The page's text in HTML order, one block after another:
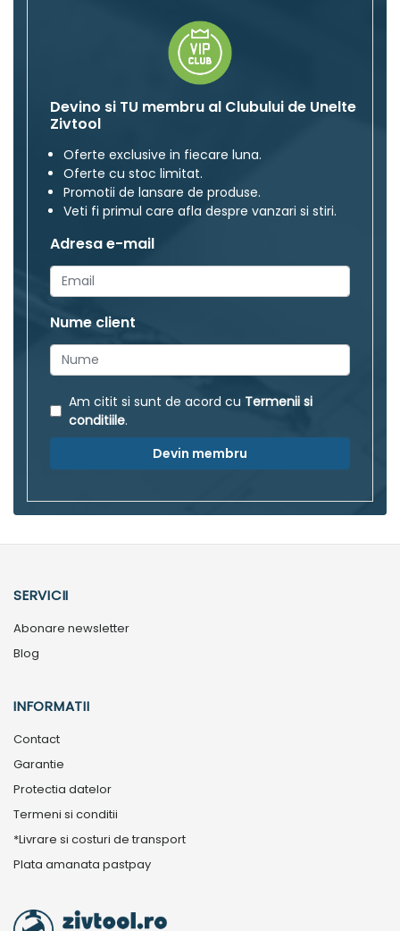
Devino si TU membru al Clubului de Unelte
Zivtool
Oferte exclusive in fiecare luna.
Oferte cu stoc limitat.
Promotii de lansare de produse.
Veti fi primul care afla despre vanzari si stiri.
Adresa e-mail
Nume client
Am citit si sunt de acord cu Termenii si
conditiile.
Devin membru
SERVICII
Abonare newsletter
Blog
INFORMATII
Contact
Garantie
Protectia datelor
Termeni si conditii
*Livrare si costuri de transport
Plata amanata pastpay